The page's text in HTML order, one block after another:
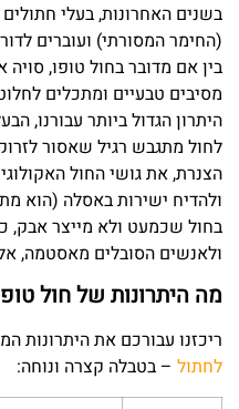
בשנים האחרונות, בעלי
(החימר המסורתי) ועוברים
בין אם מדובר בחול טופו,
מסיבים טבעיים ומתכלים
היתרון הגדול ביותר עבורנו,
לחול מתגבש רגיל שאסור
הצנרת, את גושי החול
ולהדיח ישירות באסלה (הוא
בחול שכמעט ולא מייצר אבק,
ולאנשים הסובלים מאסטמה,
מה היתרונות של חול
ריכזנו עבורכם את היתרונות
לחתול – בטבלה קצרה ונוחה: